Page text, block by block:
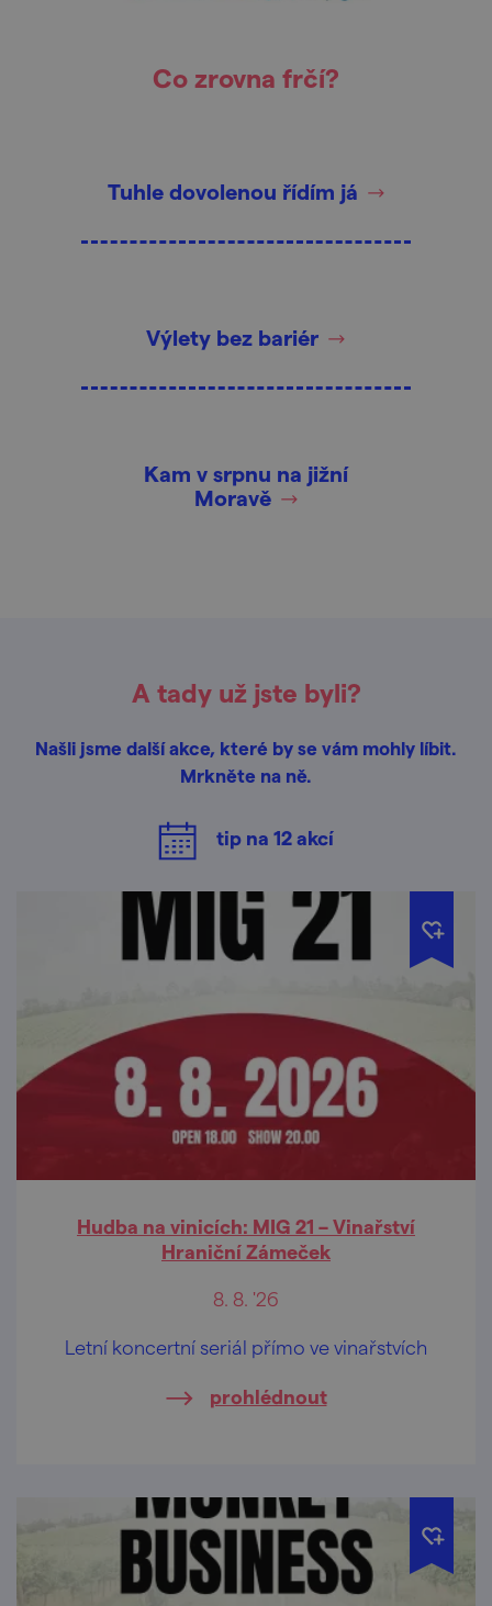
Co zrovna frčí?
Tuhle dovolenou řídím já
Výlety bez bariér
Kam v srpnu na jižní
Moravě
A tady už jste byli?
Našli jsme další akce, které by se vám mohly líbit.
Mrkněte na ně.
tip na 12akcí
Hudba na vinicích: MIG 21 – Vinařství
Hraniční Zámeček
8. 8. '26
Letní koncertní seriál přímo ve vinařstvích
prohlédnout